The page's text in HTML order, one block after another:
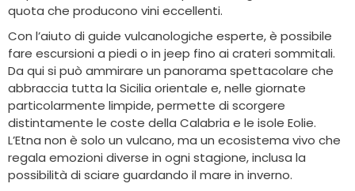
quota che producono vini eccellenti.
Con l’aiuto di guide vulcanologiche esperte, è possibile
fare escursioni a piedi o in jeep fino ai crateri sommitali.
Da qui si può ammirare un panorama spettacolare che
abbraccia tutta la Sicilia orientale e, nelle giornate
particolarmente limpide, permette di scorgere
distintamente le coste della Calabria e le isole Eolie.
L’Etna non è solo un vulcano, ma un ecosistema vivo che
regala emozioni diverse in ogni stagione, inclusa la
possibilità di sciare guardando il mare in inverno.